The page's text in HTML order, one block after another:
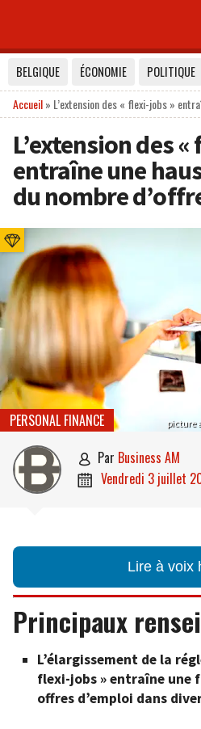
BELGIQUE ÉCONOMIE POLITIQUE
Accueil» L’extension des « flexi-jobs »
L’extension des
entraîne une
du nombre
picture
PERSONAL FINANCE
 par Business AM
 vendredi 3 juillet
Lire à voix
Principaux
L’élargissement de la
flexi-jobs » entraîne une
offres d’emploi dans